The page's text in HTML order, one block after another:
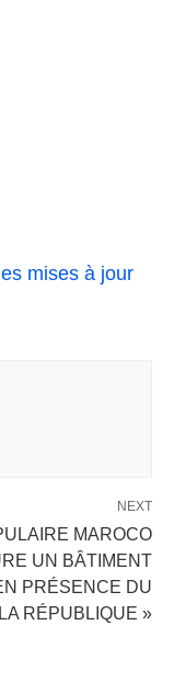
mises à jour
NEXT
MAROCO
UN BÂTIMENT
PRÉSENCE DU
RÉPUBLIQUE »